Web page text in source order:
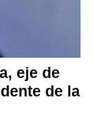
eje de
de la